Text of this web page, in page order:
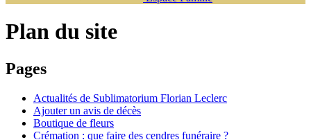
Plan du site
Pages
Actualités de Sublimatorium Florian Leclerc
Ajouter un avis de décès
Boutique de fleurs
Crémation : que faire des cendres funéraire ?